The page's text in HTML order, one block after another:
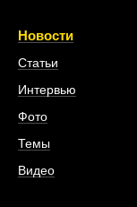
Новости
Статьи
Интервью
Фото
Темы
Видео